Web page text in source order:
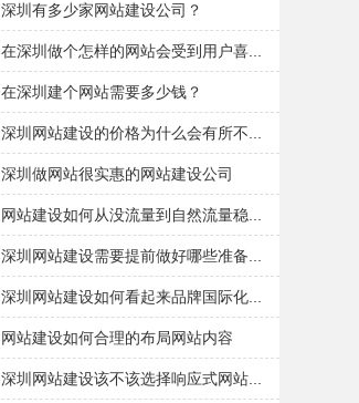
深圳有多少家网站建设公司？
在深圳做个怎样的网站会受到用户喜...
在深圳建个网站需要多少钱？
深圳网站建设的价格为什么会有所不...
深圳做网站很实惠的网站建设公司
网站建设如何从没流量到自然流量稳...
深圳网站建设需要提前做好哪些准备...
深圳网站建设如何看起来品牌国际化...
网站建设如何合理的布局网站内容
深圳网站建设该不该选择响应式网站...